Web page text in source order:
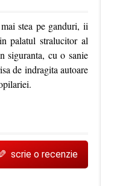
stea pe ganduri, ii
palatul stralucitor al
siguranta, cu o sanie
de indragita autoare
scrie o recenzie